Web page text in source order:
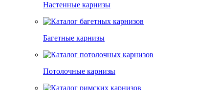
Настенные карнизы
Багетные карнизы
Потолочные карнизы